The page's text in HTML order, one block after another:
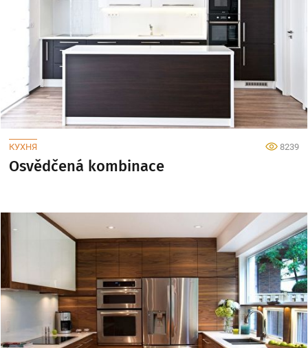
КУХНЯ 8239
Osvědčená kombinace